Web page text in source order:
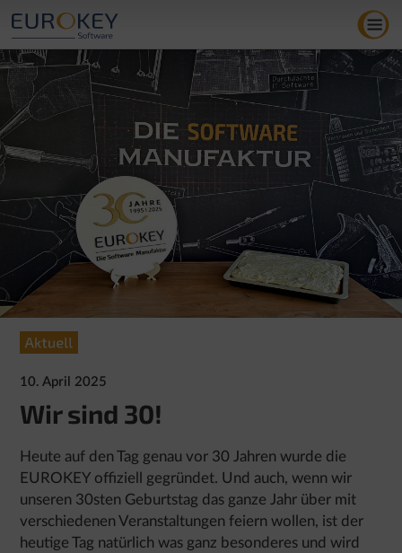
Inhalt
springen
10. April 2025
Wir sind 30!
Heute auf den Tag genau vor 30 Jahren wurde die
EUROKEY offiziell gegründet. Und auch, wenn wir
unseren 30sten Geburtstag das ganze Jahr über mit
verschiedenen Veranstaltungen feiern wollen, ist der
heutige Tag natürlich was ganz besonderes und wird